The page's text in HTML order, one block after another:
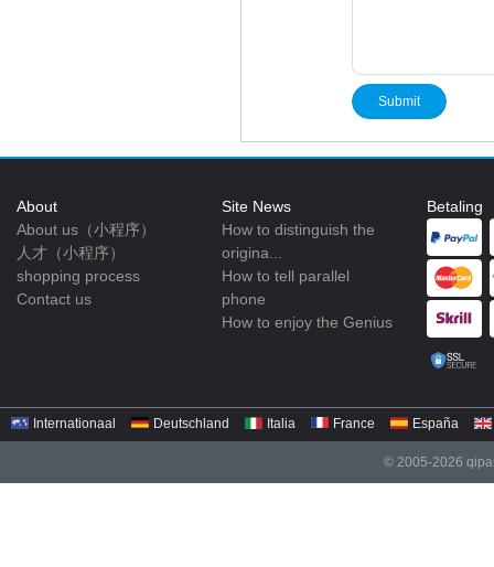
About
About us（小程序）
人才（小程序）
shopping process
Contact us
Site News
How to distinguish the
origina...
How to tell parallel
phone
How to enjoy the Genius
Betaling
Internationaal Deutschland Italia France España
© 2005-2026